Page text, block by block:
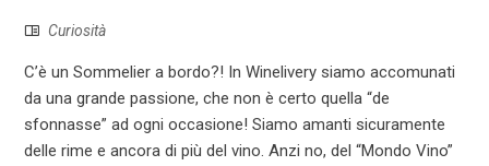
Curiosità
C’è un Sommelier a bordo?! In Winelivery siamo accomunati
da una grande passione, che non è certo quella “de
sfonnasse” ad ogni occasione! Siamo amanti sicuramente
delle rime e ancora di più del vino. Anzi no, del “Mondo Vino”